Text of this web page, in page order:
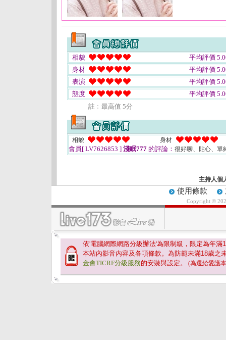
相貌
平均評價
身材
平均評價
表演
平均評價
態度
平均評價
註﹕最高值 5分
相貌 身材
會員[ LV7626853 ] 淺眠777 的評論： 很好聊、貼心、單
主持人個
使用條款
Copyright ©
依'電腦網際網路分級辦法'為限制級，限定為年滿
本站內影音內容及各項條款。為防範未滿18歲之
金會TICRF分級服務的安裝與設定。 (為還給愛護